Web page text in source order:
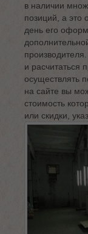
в наличии
позиций, а это
день его
и расчитаться
осуществлять
на сайте вы
стоимость
или скидки,